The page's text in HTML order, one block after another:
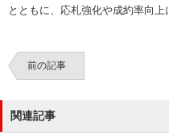
とともに、応札強化や成約率向上
前の記事
関連記事